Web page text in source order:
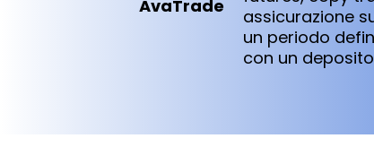
AvaTrade
assicurazione
un periodo
con un